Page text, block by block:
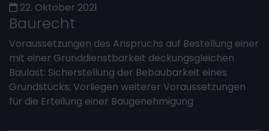
22. Oktober 2021
Baurecht
Voraussetzungen des Anspruchs auf Bestellung einer
mit einer Grunddienstbarkeit deckungsgleichen
Baulast: Sicherstellung der Bebaubarkeit eines
Grundstücks; Vorliegen weiterer Voraussetzungen
für die Erteilung einer Baugenehmigung